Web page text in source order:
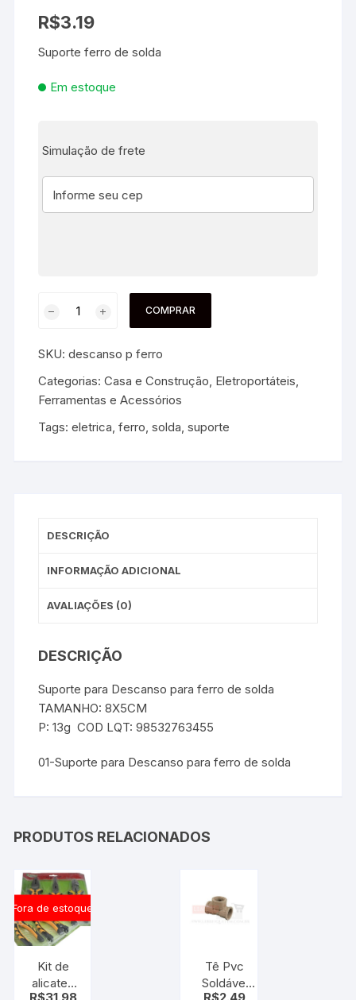
R$3.19
Suporte ferro de solda
Em estoque
Simulação de frete
COMPRAR
SKU:descanso p ferro
Categorias:Casa e Construção, Eletroportáteis,
Ferramentas e Acessórios
Tags:eletrica,ferro,solda,suporte
DESCRIÇÃO
INFORMAÇÃO ADICIONAL
AVALIAÇÕES (0)
DESCRIÇÃO
Suporte para Descanso para ferro de solda
TAMANHO: 8X5CM
P: 13g COD LQT: 98532763455
01-Suporte para Descanso para ferro de solda
PRODUTOS RELACIONADOS
Fora de estoque
Kit de
alicates
Tê Pvc
Soldável